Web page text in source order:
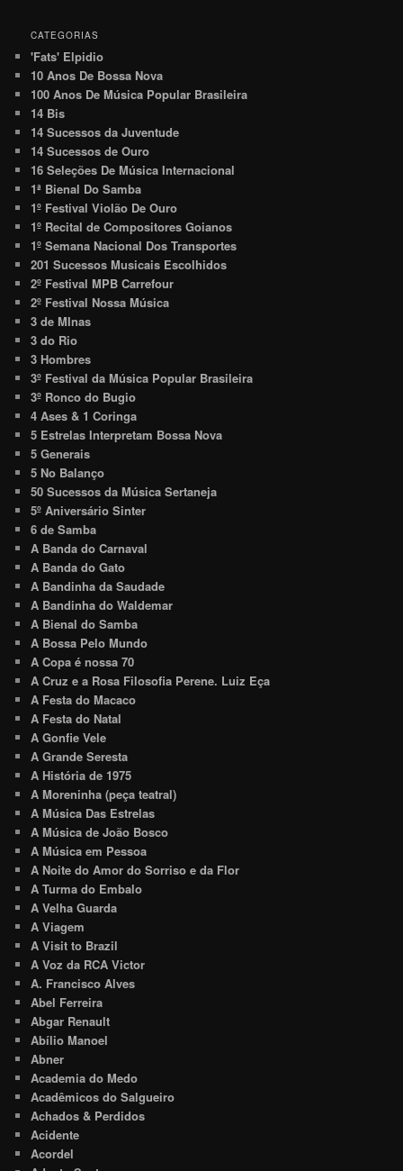
CATEGORIAS
'Fats' Elpidio
10 Anos De Bossa Nova
100 Anos De Música Popular Brasileira
14 Bis
14 Sucessos da Juventude
14 Sucessos de Ouro
16 Seleções De Música Internacional
1ª Bienal Do Samba
1º Festival Violão De Ouro
1º Recital de Compositores Goianos
1º Semana Nacional Dos Transportes
201 Sucessos Musicais Escolhidos
2º Festival MPB Carrefour
2º Festival Nossa Música
3 de MInas
3 do Rio
3 Hombres
3º Festival da Música Popular Brasileira
3º Ronco do Bugio
4 Ases & 1 Coringa
5 Estrelas Interpretam Bossa Nova
5 Generais
5 No Balanço
50 Sucessos da Música Sertaneja
5º Aniversário Sinter
6 de Samba
A Banda do Carnaval
A Banda do Gato
A Bandinha da Saudade
A Bandinha do Waldemar
A Bienal do Samba
A Bossa Pelo Mundo
A Copa é nossa 70
A Cruz e a Rosa Filosofia Perene. Luiz Eça
A Festa do Macaco
A Festa do Natal
A Gonfie Vele
A Grande Seresta
A História de 1975
A Moreninha (peça teatral)
A Música Das Estrelas
A Música de João Bosco
A Música em Pessoa
A Noite do Amor do Sorriso e da Flor
A Turma do Embalo
A Velha Guarda
A Viagem
A Visit to Brazil
A Voz da RCA Victor
A. Francisco Alves
Abel Ferreira
Abgar Renault
Abílio Manoel
Abner
Academia do Medo
Acadêmicos do Salgueiro
Achados & Perdidos
Acidente
Acordel